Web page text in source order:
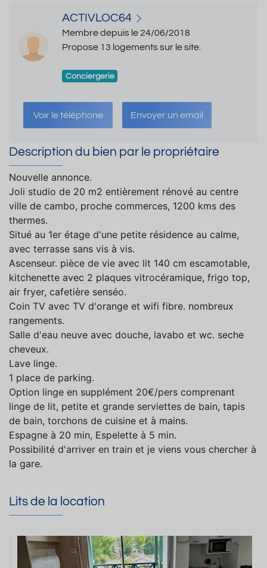
ACTIVLOC64
Membre depuis le 24/06/2018
Propose 13 logements sur le site.
Conciergerie
Voir le téléphone Envoyer un email
Description du bien par le propriétaire
Nouvelle annonce.
Joli studio de 20 m2 entièrement rénové au centre
ville de cambo, proche commerces, 1200 kms des
thermes.
Situé au 1er étage d'une petite résidence au calme,
avec terrasse sans vis à vis.
Ascenseur. pièce de vie avec lit 140 cm escamotable,
kitchenette avec 2 plaques vitrocéramique, frigo top,
air fryer, cafetière senséo.
Coin TV avec TV d'orange et wifi fibre. nombreux
rangements.
Salle d'eau neuve avec douche, lavabo et wc. seche
cheveux.
Lave linge.
1 place de parking.
Option linge en supplément 20€/pers comprenant
linge de lit, petite et grande serviettes de bain, tapis
de bain, torchons de cuisine et à mains.
Espagne à 20 min, Espelette à 5 min.
Possibilité d'arriver en train et je viens vous chercher à
la gare.
Lits de la location